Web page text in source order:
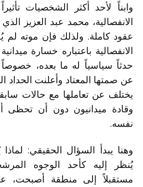
وابناً لأحد أكثر الشخصيات
الانفصالية، محمد عبد العزيز الذي
عقود كاملة. ولذلك فإن موته لم
الانفصالية باعتباره خسارة
حدثاً سياسياً له ما بعده،
عن صمتها المعتاد وأعلنت
يختلف عن تعاملها مع حالات
وقادة ميدانيون دون أن تحظى
نفسه.
وهنا يبدأ السؤال الحقيقي:
يُنظر إليه كأحد الوجوه
مستقبلاً إلى منطقة أصبحت،